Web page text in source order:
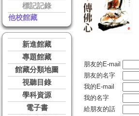
標記記錄
他校館藏
新進館藏
專題館藏
館藏分類地圖
視聽目錄
學科資源
電子書
朋友的E-mail
朋友的名字
我的E-mail
我的名字
給朋友的話